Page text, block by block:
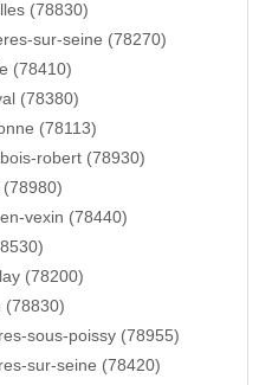
(78830)
sur-seine (78270)
(78410)
(78380)
(78113)
robert (78930)
(78980)
vexin (78440)
(78200)
(78830)
sous-poissy (78955)
sur-seine (78420)